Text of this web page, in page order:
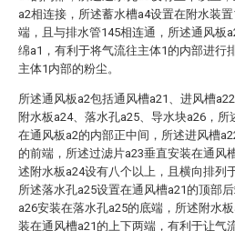
a2相连接，所述蓄水槽a4设置在附水装
端，且与排水管145相连通，所述通风板
绵a1，有利于将气流往主体1的内部进行
主体1内部的粉尘。
所述通风板a2包括通风槽a21、进风槽a22
附水板a24、落水孔a25、导水块a26，所
在通风板a2的内部正中间，所述进风槽
的前端，所述过滤片a23垂直安装在通风
述附水板a24设有八个以上，且横向排列
所述落水孔a25设置在通风槽a21的顶部
a26安装在落水孔a25的底端，所述附水
装在通风槽a21的上下两端，有利于让气